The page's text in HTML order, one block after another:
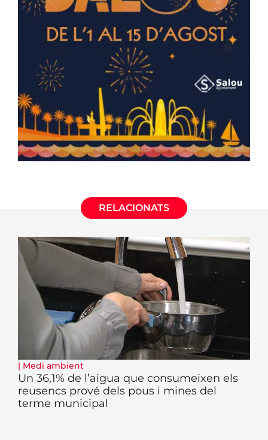
RELACIONATS
| Medi ambient
Un 36,1% de l’aigua que consumeixen els
reusencs prové dels pous i mines del
terme municipal